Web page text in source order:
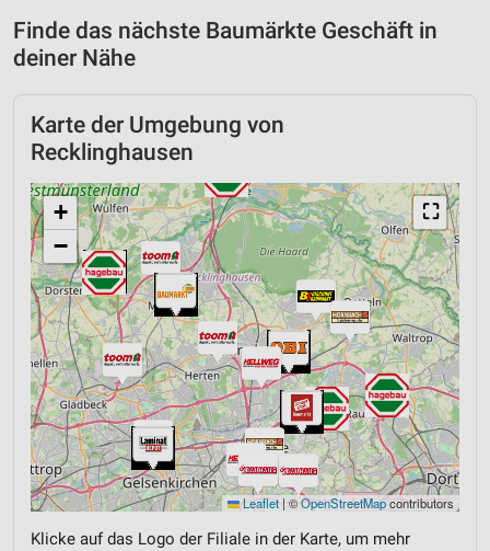
Finde das nächste Baumärkte Geschäft in
deiner Nähe
Karte der Umgebung von
Recklinghausen
⛶
+
−
Leaflet | ©OpenStreetMapcontributors
Klicke auf das Logo der Filiale in der Karte, um mehr